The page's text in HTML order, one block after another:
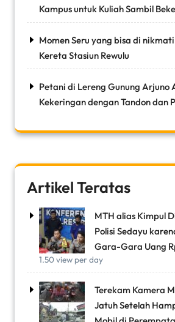
Kampus untuk Kuliah Sambil
Momen Seru yang bisa di
Kereta Stasiun Rewulu
Petani di Lereng Gunung Arjuno
Kekeringan dengan Tandon dan
Artikel Teratas
MTH alias Kimpul
Polisi Sedayu
Gara-Gara Uang
1.50 view per day
Terekam Kamera
Jatuh Setelah